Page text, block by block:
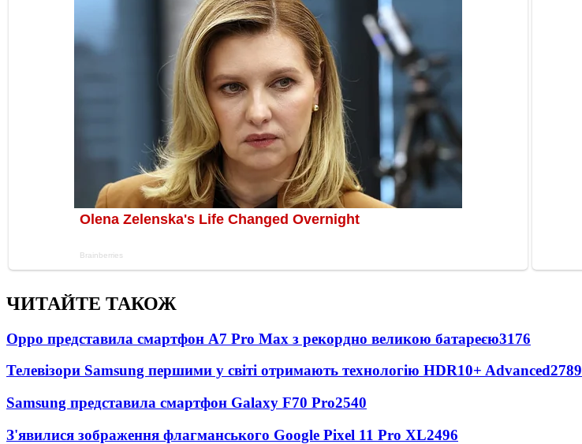
ЧИТАЙТЕ ТАКОЖ
Oppo представила смартфон A7 Pro Max з рекордно великою батареєю3176
Телевізори Samsung першими у світі отримають технологію HDR10+ Advanced2789
Samsung представила смартфон Galaxy F70 Pro2540
З'явилися зображення флагманського Google Pixel 11 Pro XL2496